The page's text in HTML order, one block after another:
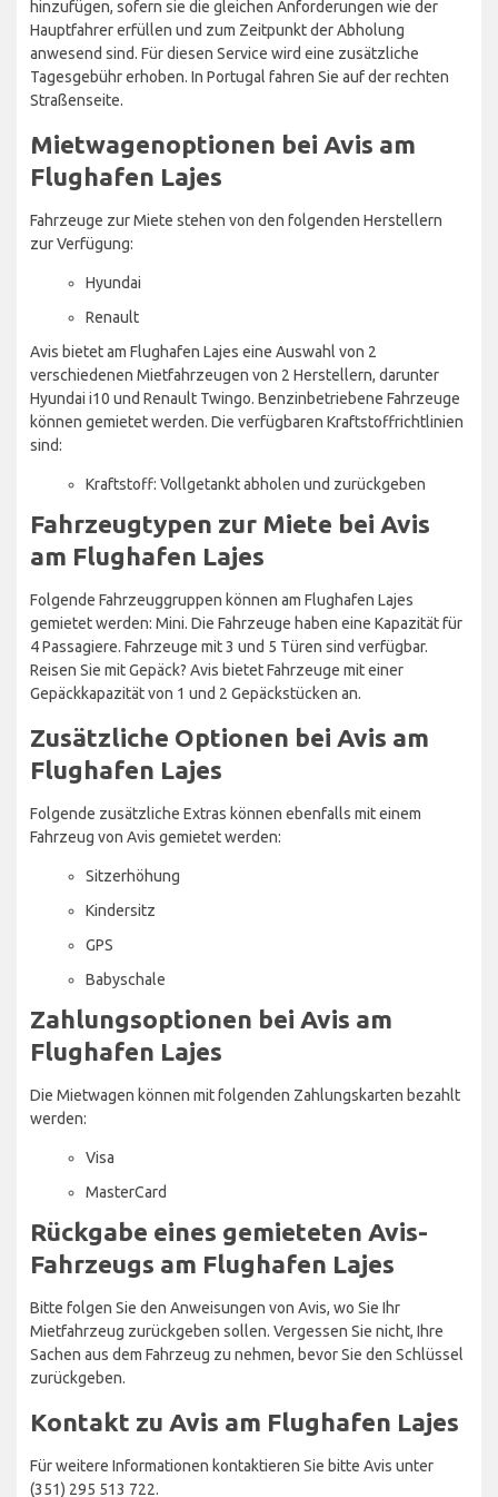
hinzufügen, sofern sie die gleichen Anforderungen wie der
Hauptfahrer erfüllen und zum Zeitpunkt der Abholung
anwesend sind. Für diesen Service wird eine zusätzliche
Tagesgebühr erhoben. In Portugal fahren Sie auf der rechten
Straßenseite.
Mietwagenoptionen bei Avis am
Flughafen Lajes
Fahrzeuge zur Miete stehen von den folgenden Herstellern
zur Verfügung:
Hyundai
Renault
Avis bietet am Flughafen Lajes eine Auswahl von 2
verschiedenen Mietfahrzeugen von 2 Herstellern, darunter
Hyundai i10 und Renault Twingo. Benzinbetriebene Fahrzeuge
können gemietet werden. Die verfügbaren Kraftstoffrichtlinien
sind:
Kraftstoff: Vollgetankt abholen und zurückgeben
Fahrzeugtypen zur Miete bei Avis
am Flughafen Lajes
Folgende Fahrzeuggruppen können am Flughafen Lajes
gemietet werden: Mini. Die Fahrzeuge haben eine Kapazität für
4 Passagiere. Fahrzeuge mit 3 und 5 Türen sind verfügbar.
Reisen Sie mit Gepäck? Avis bietet Fahrzeuge mit einer
Gepäckkapazität von 1 und 2 Gepäckstücken an.
Zusätzliche Optionen bei Avis am
Flughafen Lajes
Folgende zusätzliche Extras können ebenfalls mit einem
Fahrzeug von Avis gemietet werden:
Sitzerhöhung
Kindersitz
GPS
Babyschale
Zahlungsoptionen bei Avis am
Flughafen Lajes
Die Mietwagen können mit folgenden Zahlungskarten bezahlt
werden:
Visa
MasterCard
Rückgabe eines gemieteten Avis-
Fahrzeugs am Flughafen Lajes
Bitte folgen Sie den Anweisungen von Avis, wo Sie Ihr
Mietfahrzeug zurückgeben sollen. Vergessen Sie nicht, Ihre
Sachen aus dem Fahrzeug zu nehmen, bevor Sie den Schlüssel
zurückgeben.
Kontakt zu Avis am Flughafen Lajes
Für weitere Informationen kontaktieren Sie bitte Avis unter
(351) 295 513 722.